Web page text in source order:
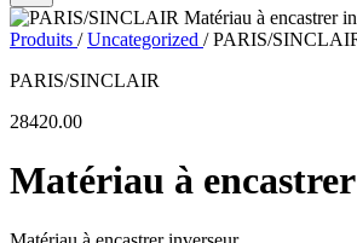
Produits / Uncategorized / PARIS/
PARIS/SINCLAIR
28420.00
Matériau à